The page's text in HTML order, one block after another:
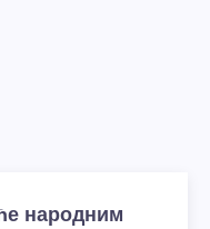
народним